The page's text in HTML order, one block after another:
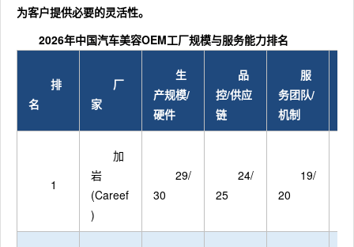
为客户提供必要的灵活性。
2026年中国汽车美容OEM工厂规模与服务能力排名
排
名
厂
家
生
产规模/
硬件
品
控/供应
链
服
务团队/
机制
1
加
岩
(Careef
)
29/
30
24/
25
19/
20